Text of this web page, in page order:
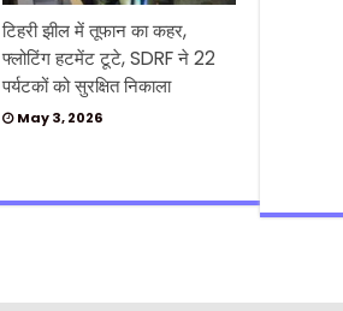
टिहरी झील में तूफान का कहर,
फ्लोटिंग हटमेंट टूटे, SDRF ने 22
पर्यटकों को सुरक्षित निकाला
May 3, 2026